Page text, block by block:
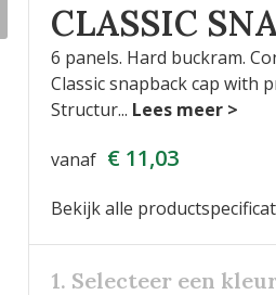
CLASSIC
6 panels. Hard buckram.
Classic snapback cap with
Structur...
vanaf € 11,03
Bekijk alle
1. Selecteer een